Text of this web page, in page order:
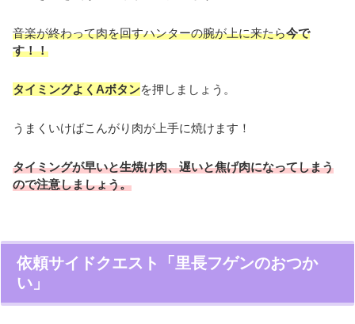
音楽が終わって肉を回すハンターの腕が上に来たら今で
す！！
タイミングよくAボタンを押しましょう。
うまくいけばこんがり肉が上手に焼けます！
タイミングが早いと生焼け肉、遅いと焦げ肉になってしまう
ので注意しましょう。
依頼サイドクエスト「里長フゲンのおつか
い」